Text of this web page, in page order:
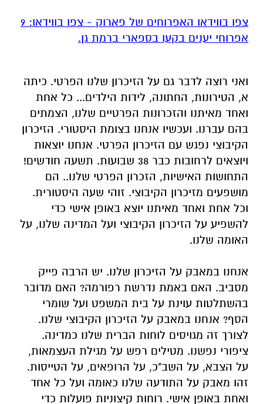
צפו בווידאו האפרוחים של פארוק - צפו בווידאו: 9
אפרוחי יענים בקעו בספארי ברמת גן.
ואני רוצה לדבר גם על הזיכרון שלנו הפרטי. כיתה
א, הטירונות, החתונה, לידות הילדים... כל אחת
ואחד מאיתנו והזכרונות הפרטיים שלנו, הצמתים
בהם עברנו. ועכשיו אנחנו בצומת היסטורי. הזיכרון
הקיבוצי נפגש עם הזיכרון הפרטי. אנחנו יוצאות
ויוצאים לרחובות כבר 38 שבועות. תשעה חודשים!
התחושות האישיות, הזכרון הפרטי שלנו.. הם
מושפעים מזיכרון הקיבוצי. זוהי שעה היסטורית.
וכל אחת ואחד מאיתנו יוצא באופן אישי כדי
להשפיע על הזיכרון הקיבוצי ועל המדינה שלנו, על
האומה שלנו.
אנחנו במאבק על הזיכרון שלנו. יש הרבה פייק
מסביב. האם באמת נדרשת רפורמה? האם מדובר
בהשתלטות עוינת על בית המשפט ועל שומרי
הסף? אנחנו במאבק על הזיכרון הקיבוצי שלנו.
לצורך זה מגויסים לוחות הברית שלנו כמדינה.
ציפורי נפשנו. מטילים רפש על מגילת העצמאות,
על הצבא, על השב"כ, על הרופאים, על הטייסות.
זהו מאבק על התודעה שלנו כאומה ועל כל אחד
ואחת באופן אישי. רוחות קיצוניות פועלות כדי